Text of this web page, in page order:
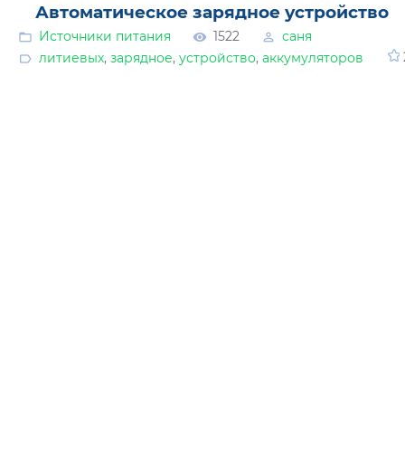
Автоматическое зарядное устройство
Источники питания 1522
саня
литиевых, зарядное, устройство, аккумуляторов